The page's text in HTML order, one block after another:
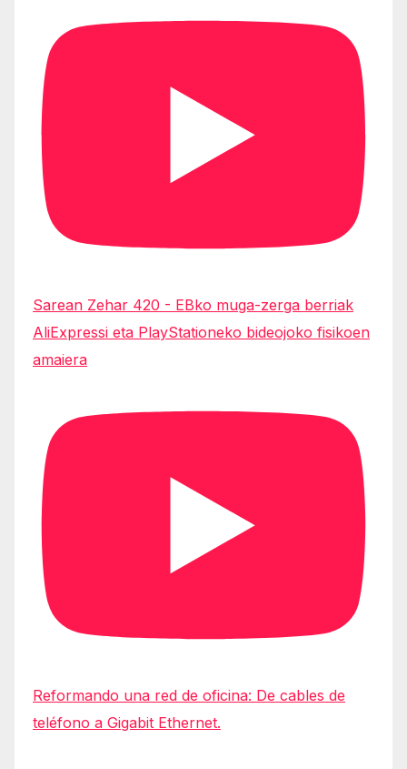
Sarean Zehar 420 - EBko muga-zerga berriak
AliExpressi eta PlayStationeko bideojoko fisikoen
amaiera
Reformando una red de oficina: De cables de
teléfono a Gigabit Ethernet.